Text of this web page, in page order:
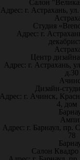
Салон
Адрес: г. Астрахань,
Студия
Адрес: г.
Центр
Адрес: г. Астрахань,
д.30
Дизайн-
Адрес: г. Ачинск,
4, дом
Адрес: г. Барнаул, пр.
78
Салон Квадро